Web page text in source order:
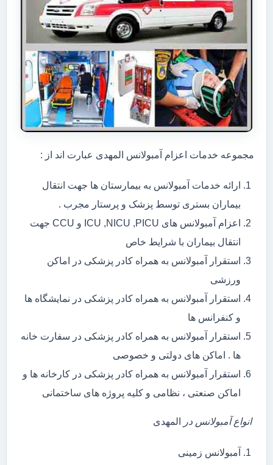
مجموعه خدمات اعزام آمبولانس المهدی عبارت اند از :
ارائه خدمات آمبولانس به بیمارستان ها جهت انتقال
بیماران بستری توسط پزشک و پرستار مجرب .
اعزام آمبولانس های ICU ,NICU ,PICU و CCU جهت
انتقال بیماران با شرایط خاص
استقرار آمبولانس به همراه کادر پزشکی در اماکن
ورزشی
استقرار آمبولانس به همراه کادر پزشکی در نمایشگاه ها
و کنفرانس ها
استقرار آمبولانس به همراه کادر پزشکی در سفارت خانه
ها . اماکن های دولتی و خصوصی
استقرار آمبولانس به همراه کادر پزشکی در کارخانه ها و
اماکن صنعتی ، نظامی و کلیه پروژه های ساختمانی
انواع آمبولانس در المهدی
آمبولانس زمینی